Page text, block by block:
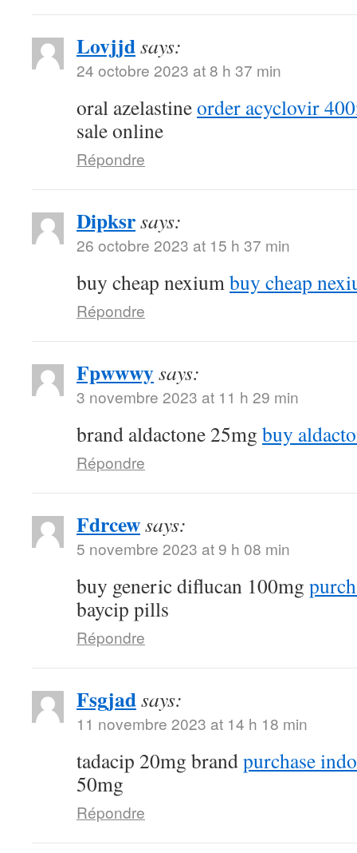
Lovjjdsays:
24 octobre 2023 at 8 h 37 min
oral azelastineorder acyclovir
sale online
Répondre
Dipksrsays:
26 octobre 2023 at 15 h 37 min
buy cheap nexiumbuy cheap
Répondre
Fpwwwysays:
3 novembre 2023 at 11 h 29 min
brand aldactone 25mg buy
Répondre
Fdrcewsays:
5 novembre 2023 at 9 h 08 min
buy generic diflucan 100mg
baycip pills
Répondre
Fsgjadsays:
11 novembre 2023 at 14 h 18 min
tadacip 20mg brandpurchase
50mg
Répondre